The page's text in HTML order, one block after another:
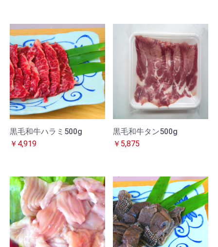
黒毛和牛ハラミ500g
￥4,919
黒毛和牛タン500g
￥5,875